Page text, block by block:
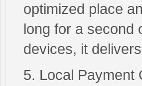
optimized place
long for a second
devices, it
5. Local Payment